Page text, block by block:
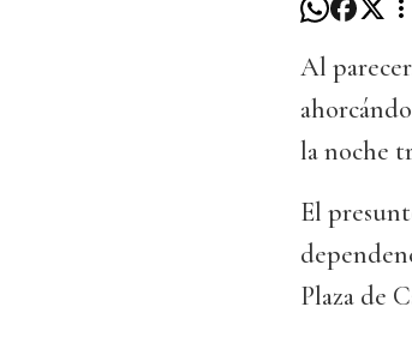
Al
la noche
El
Plaza de